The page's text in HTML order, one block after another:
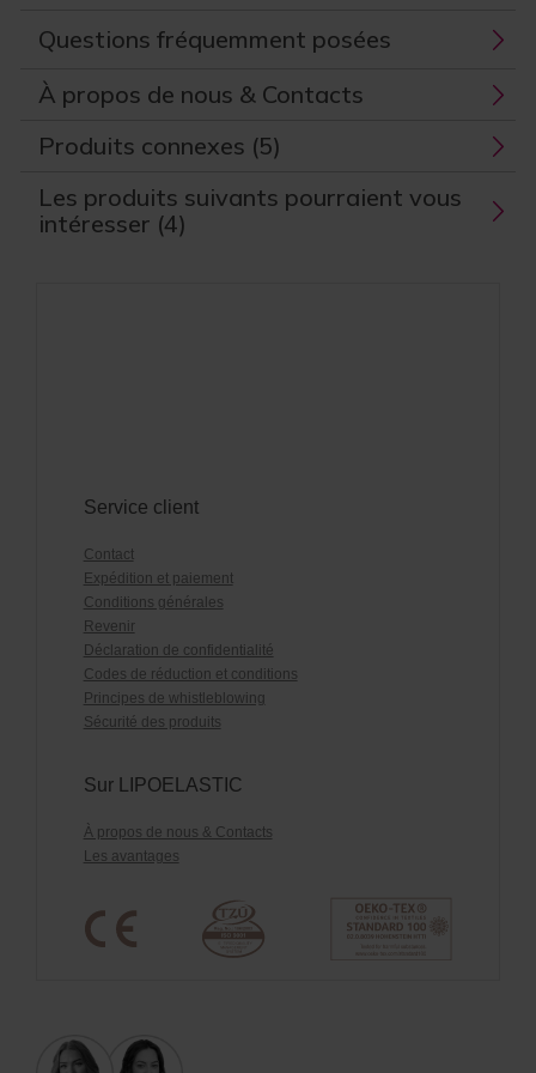
Questions fréquemment posées
À propos de nous & Contacts
Produits connexes (5)
Les produits suivants pourraient vous
intéresser (4)
Service client
Contact
Expédition et paiement
Conditions générales
Revenir
Déclaration de confidentialité
Codes de réduction et conditions
Principes de whistleblowing
Sécurité des produits
Sur LIPOELASTIC
À propos de nous & Contacts
Les avantages